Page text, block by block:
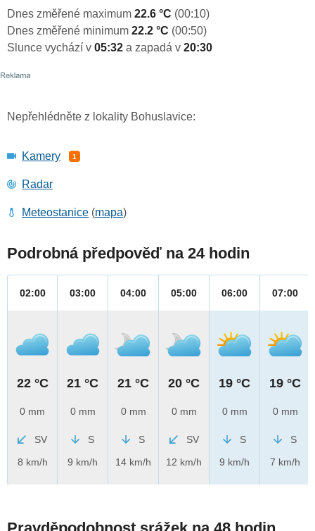
Dnes změřené maximum 22.6 °C (00:10)
Dnes změřené minimum 22.2 °C (00:50)
Slunce vychází v 05:32 a zapadá v 20:30
Nepřehlédněte z lokality Bohuslavice:
Kamery 1
Radar
Meteostanice (mapa)
Podrobná předpověď na 24 hodin
02:00
22 °C
0 mm
SV
8 km/h
03:00
21 °C
0 mm
S
9 km/h
04:00
21 °C
0 mm
S
14 km/h
05:00
20 °C
0 mm
SV
12 km/h
06:00
19 °C
0 mm
S
9 km/h
07:00
19 °C
0 mm
S
7 km/h